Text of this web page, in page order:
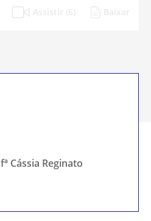
Cássia Reginato